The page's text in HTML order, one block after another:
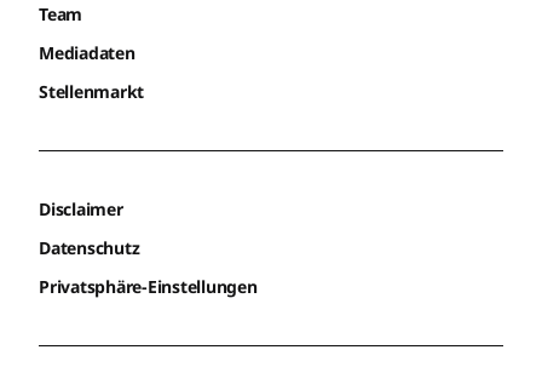
Team
Mediadaten
Stellenmarkt
Disclaimer
Datenschutz
Privatsphäre-Einstellungen